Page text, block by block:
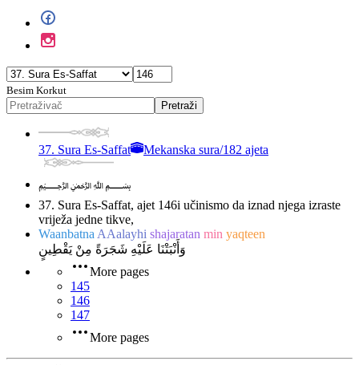
Besim Korkut
Pretraži
37. Sura Es-Saffat Mekanska sura/182 ajeta
﷽
37. Sura Es-Saffat, ajet 146i učinismo da iznad njega izraste
vriježa jedne tikve,
Waanbatna AAalayhi shajaratan min yaqteen
وَأَنْبَتْنَا عَلَيْهِ شَجَرَةً مِنْ يَقْطِينٍ
More pages
145
146
147
More pages